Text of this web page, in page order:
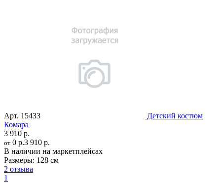
Арт. 15433
Детский костюм
Комара
3 910 р.
от 0 р.3 910 р.
В наличии на маркетплейсах
Размеры: 128 см
2 отзыва
1